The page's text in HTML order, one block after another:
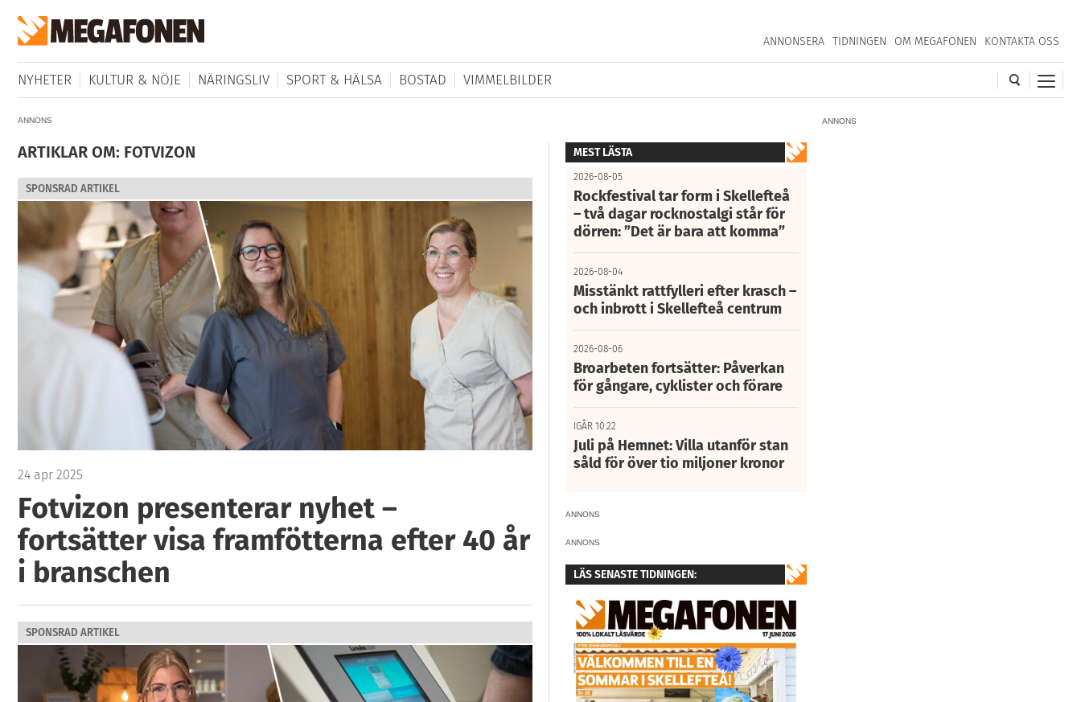
ANNONSERA TIDNINGEN OM MEGAFONEN KONTAKTA OSS
NYHETER KULTUR & NÖJE NÄRINGSLIV SPORT & HÄLSA BOSTAD VIMMELBILDER
ANNONS
ANNONS
ARTIKLAR OM: FOTVIZON
SPONSRAD ARTIKEL
24 apr 2025
Fotvizon presenterar nyhet –
fortsätter visa framfötterna efter 40 år
i branschen
SPONSRAD ARTIKEL
MEST LÄSTA
2026-08-05
Rockfestival tar form i Skellefteå
– två dagar rocknostalgi står för
dörren: ”Det är bara att komma”
2026-08-04
Misstänkt rattfylleri efter krasch –
och inbrott i Skellefteå centrum
2026-08-06
Broarbeten fortsätter: Påverkan
för gångare, cyklister och förare
IGÅR 10:22
Juli på Hemnet: Villa utanför stan
såld för över tio miljoner kronor
ANNONS
ANNONS
LÄS SENASTE TIDNINGEN: